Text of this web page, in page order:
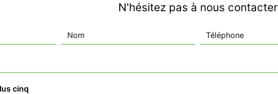
N'hésitez pas à nous contacter
cinq